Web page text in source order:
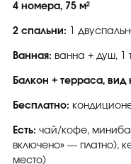
4 номера, 75 м²
2 спальни: 1
Ванная: ванна + душ, 1
Балкон + терраса,
Бесплатно:
Есть: чай/кофе,
включено» — платно),
место)